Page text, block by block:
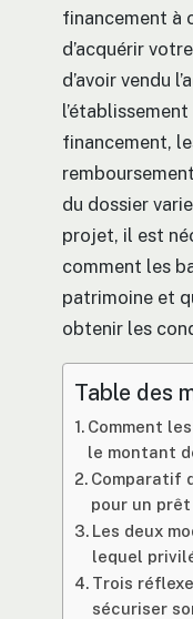
financement à
d’acquérir
d’avoir vendu
financement,
du dossier
projet, il est
comment les
patrimoine et
obtenir les
Table des
Comment
le montant
Comparatif
pour un
Les deux
lequel
Trois
sécuriser